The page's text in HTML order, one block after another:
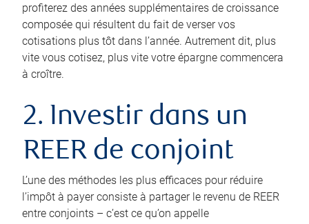
profiterez des années supplémentaires de croissance
composée qui résultent du fait de verser vos
cotisations plus tôt dans l’année. Autrement dit, plus
vite vous cotisez, plus vite votre épargne commencera
à croître.
2. Investir dans un
REER de conjoint
L’une des méthodes les plus efficaces pour réduire
l’impôt à payer consiste à partager le revenu de REER
entre conjoints – c’est ce qu’on appelle